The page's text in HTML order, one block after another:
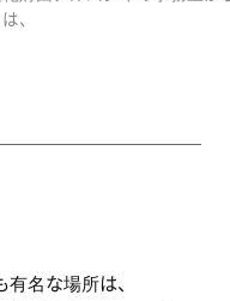
、
名な場所は、